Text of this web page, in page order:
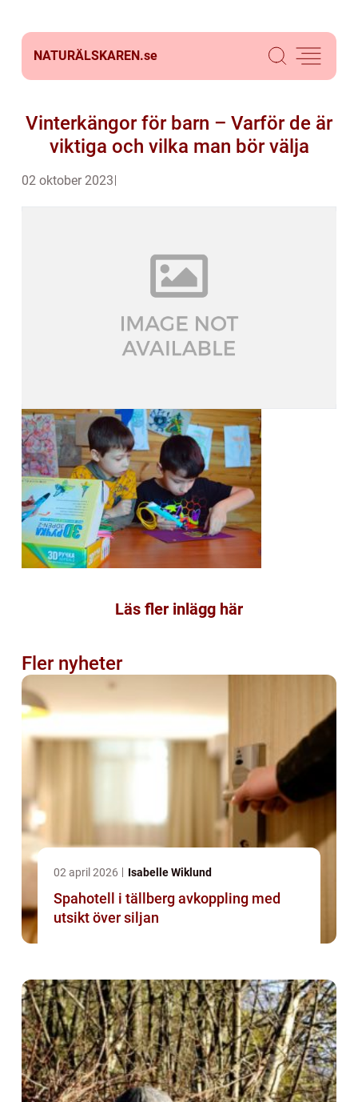
NATURÄLSKAREN.se
Vinterkängor för barn – Varför de är
viktiga och vilka man bör välja
02 oktober 2023
Läs fler inlägg här
Fler nyheter
02 april 2026 Isabelle Wiklund
Spahotell i tällberg avkoppling med
utsikt över siljan